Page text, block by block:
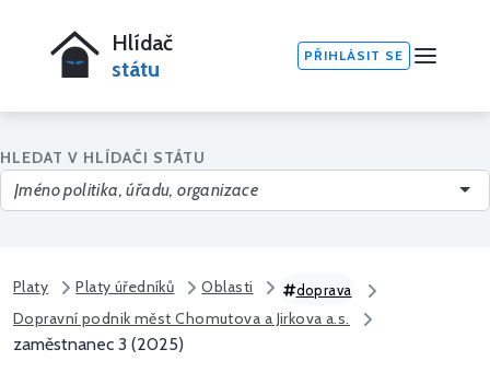
Hlídač
státu
PŘIHLÁSIT SE
HLEDAT V HLÍDAČI STÁTU
Platy Platy úředníků Oblasti doprava
Dopravní podnik měst Chomutova a Jirkova a.s.
zaměstnanec 3 (2025)